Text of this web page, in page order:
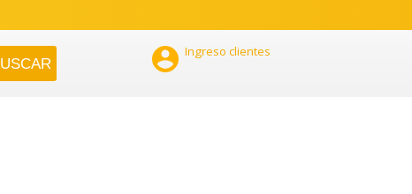
 Ingreso clientes